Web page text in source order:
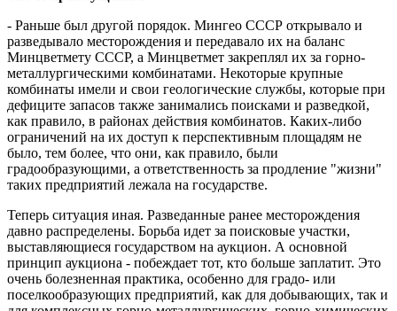
- Раньше был другой порядок. Мингео СССР открывало и
разведывало месторождения и передавало их на баланс
Минцветмету СССР, а Минцветмет закреплял их за горно-
металлургическими комбинатами. Некоторые крупные
комбинаты имели и свои геологические службы, которые при
дефиците запасов также занимались поисками и разведкой,
как правило, в районах действия комбинатов. Каких-либо
ограничений на их доступ к перспективным площадям не
было, тем более, что они, как правило, были
градообразующими, а ответственность за продление "жизни"
таких предприятий лежала на государстве.
Теперь ситуация иная. Разведанные ранее месторождения
давно распределены. Борьба идет за поисковые участки,
выставляющиеся государством на аукцион. А основной
принцип аукциона - побеждает тот, кто больше заплатит. Это
очень болезненная практика, особенно для градо- или
поселкообразующих предприятий, как для добывающих, так и